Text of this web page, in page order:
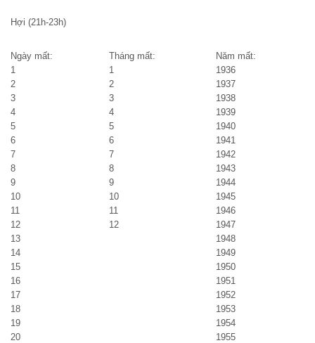
Hợi (21h-23h)
Ngày mất:
1
2
3
4
5
6
7
8
9
10
11
12
13
14
15
16
17
18
19
20
Tháng mất:
1
2
3
4
5
6
7
8
9
10
11
12
Năm mất:
1936
1937
1938
1939
1940
1941
1942
1943
1944
1945
1946
1947
1948
1949
1950
1951
1952
1953
1954
1955